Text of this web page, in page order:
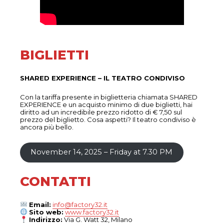
BIGLIETTI
SHARED EXPERIENCE – IL TEATRO CONDIVISO
Con la tariffa presente in biglietteria chiamata SHARED
EXPERIENCE e un acquisto minimo di due biglietti, hai
diritto ad un incredibile prezzo ridotto di € 7,50 sul
prezzo del biglietto. Cosa aspetti? Il teatro condiviso è
ancora più bello.
November 14, 2025 – Friday at 7.30 PM
CONTATTI
Email: info@factory32.it
Sito web: www.factory32.it
Indirizzo: Via G. Watt 32, Milano